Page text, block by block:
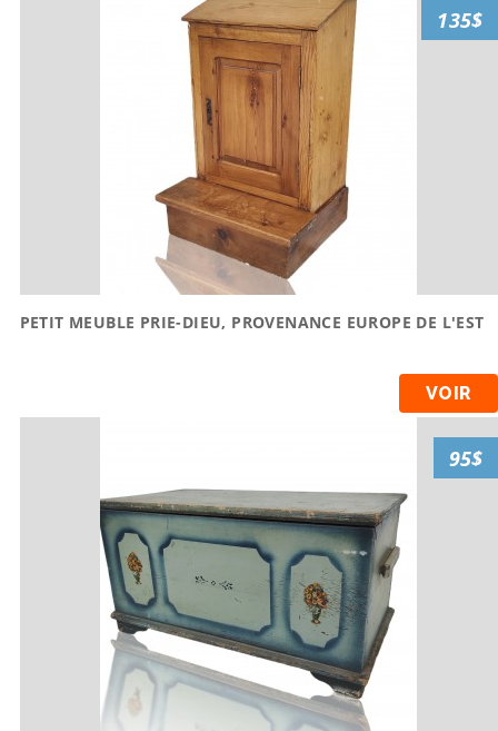
PETIT MEUBLE PRIE-DIEU, PROVENANCE EUROPE DE L'EST
VOIR
135$
95$